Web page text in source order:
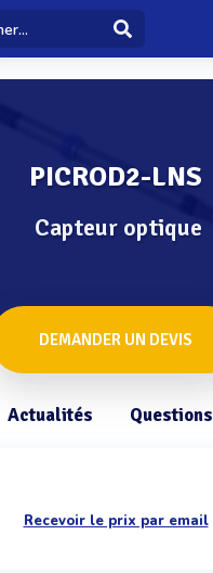
PICROD2-LNS
Capteur optique
DEMANDER UN DEVIS
Actualités Questions
Recevoir le prix par email